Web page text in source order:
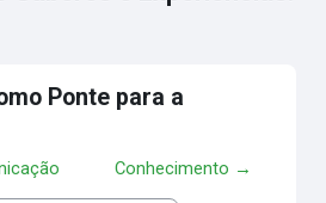
Ponte para a
Conhecimento →